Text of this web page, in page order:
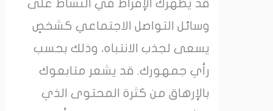
قد يُظهرك الإفراط في النشاط على
وسائل التواصل الاجتماعي كشخصٍ
يسعى لجذب الانتباه، وذلك بحسب
رأي جمهورك. قد يشعر متابعوك
بالإرهاق من كثرة المحتوى الذي